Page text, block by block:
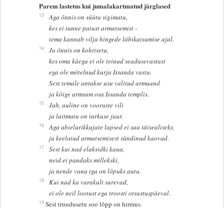
Parem lastetus kui jumalakartmatud järglased
13
Aga õnnis on süütu sigimatu,
kes ei tunne patust armatsemist -
tema kannab vilja hingede läbikatsumise ajal.
14
Ja õnnis on kohitsetu,
kes oma käega ei ole teinud seadusevastast
ega ole mõtelnud kurja Issanda vastu.
Sest temale antakse usu valitud armuand
ja kõige armsam osa Issanda templis.
15
Jah, auline on vooruste vili
ja laitmatu on tarkuse juur.
16
Aga abielurikkujate lapsed ei saa täisealiseks,
ja keelatud armatsemisest sündinud kaovad.
17
Sest kui nad elaksidki kaua,
neid ei pandaks millekski,
ja nende vana iga on lõpuks autu.
18
Kui nad ka varakult surevad,
ei ole neil lootust ega troosti otsustuspäeval.
19 Sest truudusetu soo lõpp on hirmus.